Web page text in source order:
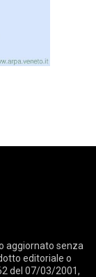
aggiornato senza
editoriale o
del 07/03/2001,